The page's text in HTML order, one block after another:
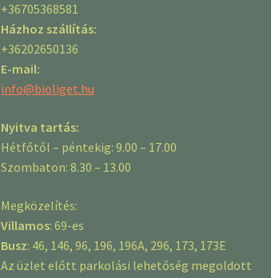
+36705368581
Házhoz szállítás:
+36202650136
E-mail:
info@bioliget.hu
Nyitva tartás:
Hétfőtől – péntekig: 9.00 – 17.00
Szombaton: 8.30 – 13.00
Megközelítés:
Villamos: 69-es
Busz: 46, 146, 96, 196, 196A, 296, 173, 173E
Az üzlet előtt parkolási lehetőség megoldott